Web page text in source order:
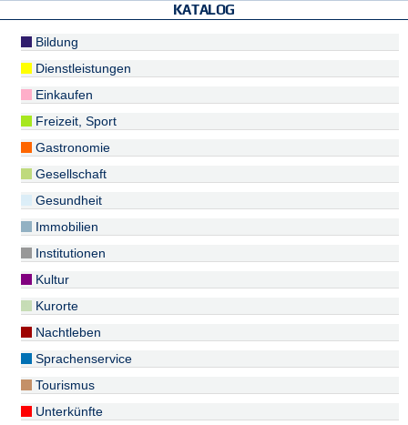
KATALOG
Bildung
Dienstleistungen
Einkaufen
Freizeit, Sport
Gastronomie
Gesellschaft
Gesundheit
Immobilien
Institutionen
Kultur
Kurorte
Nachtleben
Sprachenservice
Tourismus
Unterkünfte